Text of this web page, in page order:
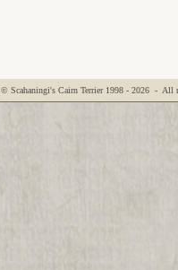
© Scahaningi's Cairn Terrier 1998 - 2026 - All